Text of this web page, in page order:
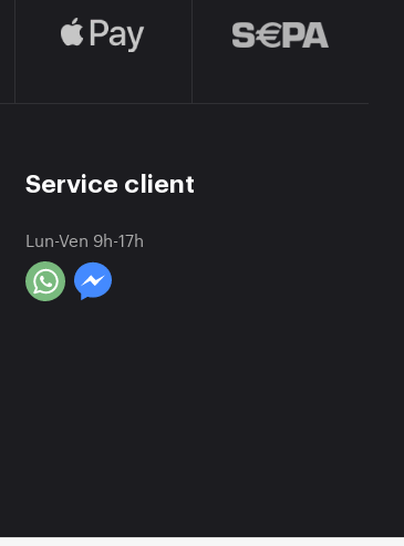
Service client
Lun-Ven 9h-17h